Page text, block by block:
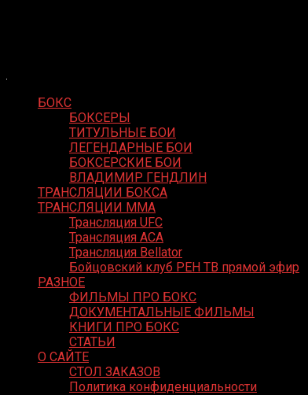
БОКС
БОКСЕРЫ
ТИТУЛЬНЫЕ БОИ
ЛЕГЕНДАРНЫЕ БОИ
БОКСЕРСКИЕ БОИ
ВЛАДИМИР ГЕНДЛИН
ТРАНСЛЯЦИИ БОКСА
ТРАНСЛЯЦИИ MMA
Трансляция UFC
Трансляция ACA
Трансляция Bellator
Бойцовский клуб РЕН ТВ прямой эфир
РАЗНОЕ
ФИЛЬМЫ ПРО БОКС
ДОКУМЕНТАЛЬНЫЕ ФИЛЬМЫ
КНИГИ ПРО БОКС
СТАТЬИ
О САЙТЕ
СТОЛ ЗАКАЗОВ
Политика конфиденциальности